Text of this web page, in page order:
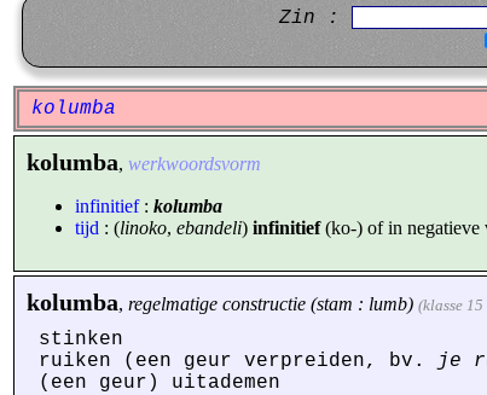
Zin :
kolumba
kolumba, werkwoordsvorm
infinitief: kolumba
tijd : (linoko, ebandeli) infinitief(ko-) of in negatieve
kolumba, regelmatige constructie (stam : lumb) (klasse
stinken
ruiken (een geur verpreiden, bv.
je
(een geur) uitademen